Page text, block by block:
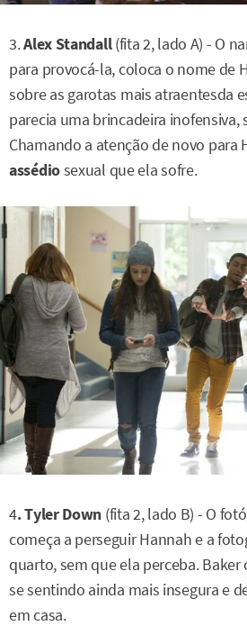
3.Alex Standall(fita 2, lado A) - O
para provocá-la, coloca o nome de
sobre as garotas mais atraentesda
parecia uma brincadeira inofensiva,
Chamando a atenção de novo para
assédiosexual que ela sofre.
4. Tyler Down (fita 2, lado B) - O
começa a perseguir Hannah e a
quarto, sem que ela perceba. Baker
se sentindo ainda mais insegura e
em casa.